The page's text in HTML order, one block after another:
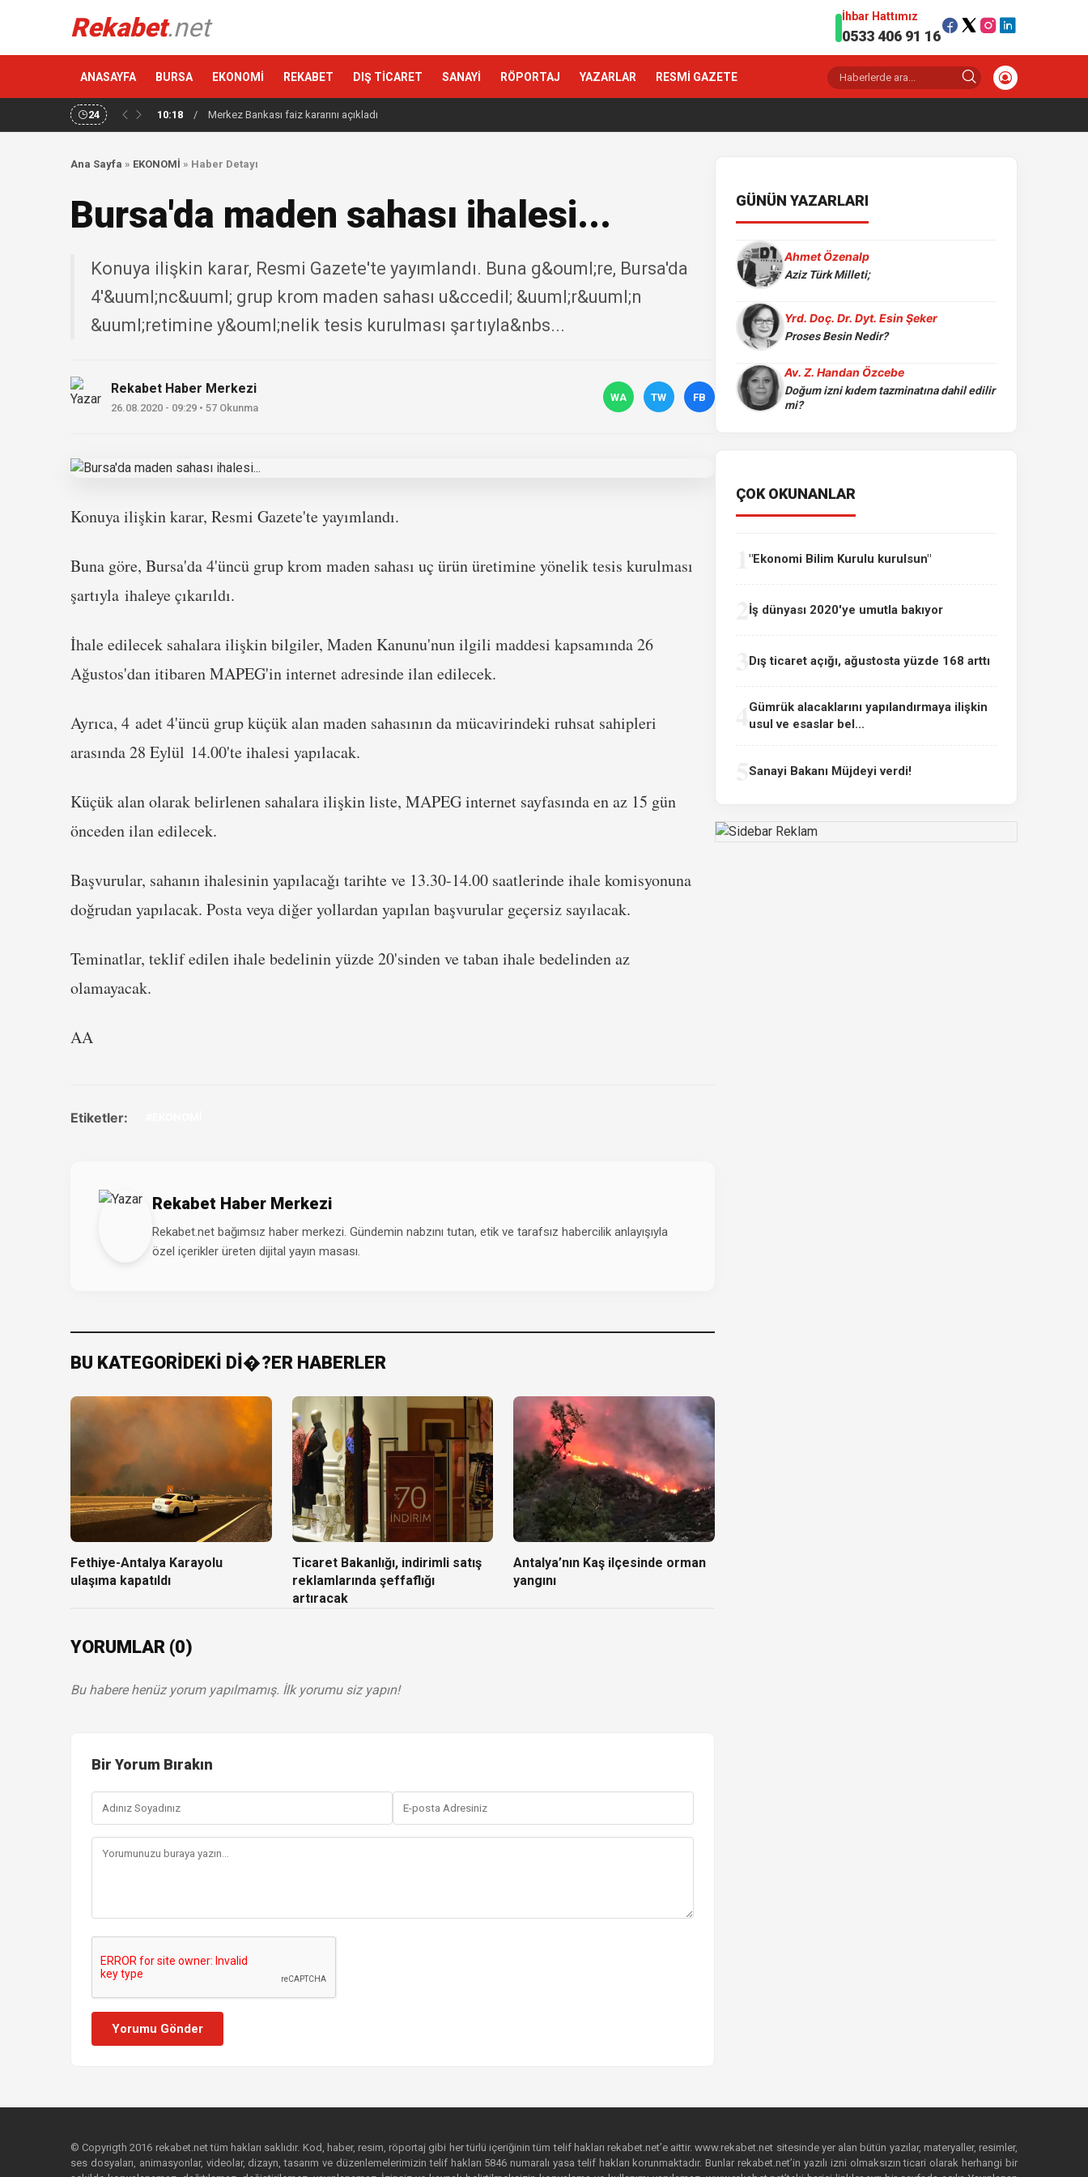
Rekabet.net İhbar Hattımız
0533 406 91 16
ANASAYFA BURSA EKONOMİ REKABET DIŞ TİCARET SANAYİ RÖPORTAJ YAZARLAR RESMİ GAZETE
24 10:18 / Merkez Bankası faiz kararını açıkladı
Ana Sayfa » EKONOMİ » Haber Detayı
Bursa'da maden sahası ihalesi...
Konuya ilişkin karar, Resmi Gazete'te yayımlandı. Buna g&ouml;re, Bursa'da
4'&uuml;nc&uuml; grup krom maden sahası u&ccedil; &uuml;r&uuml;n
&uuml;retimine y&ouml;nelik tesis kurulması şartıyla&nbs...
Rekabet Haber Merkezi
26.08.2020 - 09:29 • 57 Okunma
WA TW FB
Konuya ilişkin karar, Resmi Gazete'te yayımlandı.
Buna göre, Bursa'da 4'üncü grup krom maden sahası uç ürün üretimine yönelik tesis kurulması
şartıyla ihaleye çıkarıldı.
İhale edilecek sahalara ilişkin bilgiler, Maden Kanunu'nun ilgili maddesi kapsamında 26
Ağustos'dan itibaren MAPEG'in internet adresinde ilan edilecek.
Ayrıca, 4 adet 4'üncü grup küçük alan maden sahasının da mücavirindeki ruhsat sahipleri
arasında 28 Eylül 14.00'te ihalesi yapılacak.
Küçük alan olarak belirlenen sahalara ilişkin liste, MAPEG internet sayfasında en az 15 gün
önceden ilan edilecek.
Başvurular, sahanın ihalesinin yapılacağı tarihte ve 13.30-14.00 saatlerinde ihale komisyonuna
doğrudan yapılacak. Posta veya diğer yollardan yapılan başvurular geçersiz sayılacak.
Teminatlar, teklif edilen ihale bedelinin yüzde 20'sinden ve taban ihale bedelinden az
olamayacak.
AA
Etiketler:
Rekabet Haber Merkezi
Rekabet.net bağımsız haber merkezi. Gündemin nabzını tutan, etik ve tarafsız habercilik anlayışıyla
özel içerikler üreten dijital yayın masası.
BU KATEGORİDEKİ Dİ�?ER HABERLER
Fethiye-Antalya Karayolu
ulaşıma kapatıldı
Ticaret Bakanlığı, indirimli satış
reklamlarında şeffaflığı
artıracak
Antalya’nın Kaş ilçesinde orman
yangını
YORUMLAR (0)
Bu habere henüz yorum yapılmamış. İlk yorumu siz yapın!
Bir Yorum Bırakın
Yorumu Gönder
GÜNÜN YAZARLARI
Ahmet Özenalp
Aziz Türk Milleti;
Yrd. Doç. Dr. Dyt. Esin Şeker
Proses Besin Nedir?
Av. Z. Handan Özcebe
Doğum izni kıdem tazminatına dahil edilir
mi?
ÇOK OKUNANLAR
"Ekonomi Bilim Kurulu kurulsun"
İş dünyası 2020'ye umutla bakıyor
Dış ticaret açığı, ağustosta yüzde 168 arttı
Gümrük alacaklarını yapılandırmaya ilişkin
usul ve esaslar bel...
Sanayi Bakanı Müjdeyi verdi!
© Copyrigth 2016 rekabet.net tüm hakları saklıdır. Kod, haber, resim, röportaj gibi her türlü içeriğinin tüm telif hakları rekabet.net’e aittir. www.rekabet.net sitesinde yer alan bütün yazılar, materyaller, resimler,
ses dosyaları, animasyonlar, videolar, dizayn, tasarım ve düzenlemelerimizin telif hakları 5846 numaralı yasa telif hakları korunmaktadır. Bunlar rekabet.net’in yazılı izni olmaksızın ticari olarak herhangi bir